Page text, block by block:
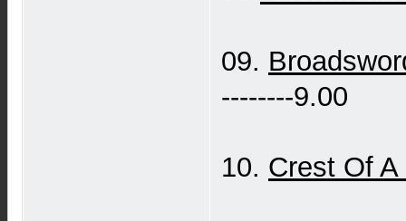
09.
--------9.00
10. Crest Of